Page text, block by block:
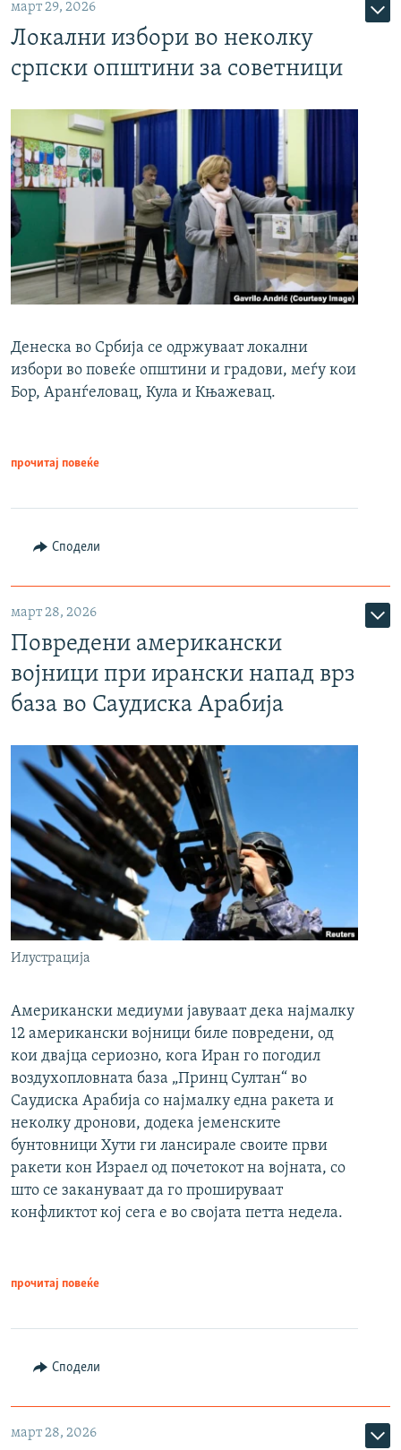
март 29, 2026
Локални избори во неколку
српски општини за советници
Денеска во Србија се одржуваат локални
избори во повеќе општини и градови, меѓу кои
Бор, Аранѓеловац, Кула и Књажевац.
прочитај повеќе
Сподели
март 28, 2026
Повредени американски
војници при ирански напад врз
база во Саудиска Арабија
Илустрација
Американски медиуми јавуваат дека најмалку
12 американски војници биле повредени, од
кои двајца сериозно, кога Иран го погодил
воздухопловната база „Принц Султан“ во
Саудиска Арабија со најмалку една ракета и
неколку дронови, додека јеменските
бунтовници Хути ги лансирале своите први
ракети кон Израел од почетокот на војната, со
што се закануваат да го прошируваат
конфликтот кој сега е во својата петта недела.
прочитај повеќе
Сподели
март 28, 2026